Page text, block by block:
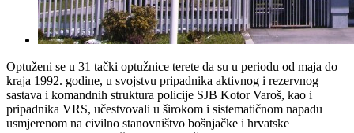
Optuženi se u 31 tački optužnice terete da su u periodu od maja do
kraja 1992. godine, u svojstvu pripadnika aktivnog i rezervnog
sastava i komandnih struktura policije SJB Kotor Varoš, kao i
pripadnika VRS, učestvovali u širokom i sistematičnom napadu
usmjerenom na civilno stanovništvo bošnjačke i hrvatske